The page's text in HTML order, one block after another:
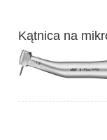
Kątnica na